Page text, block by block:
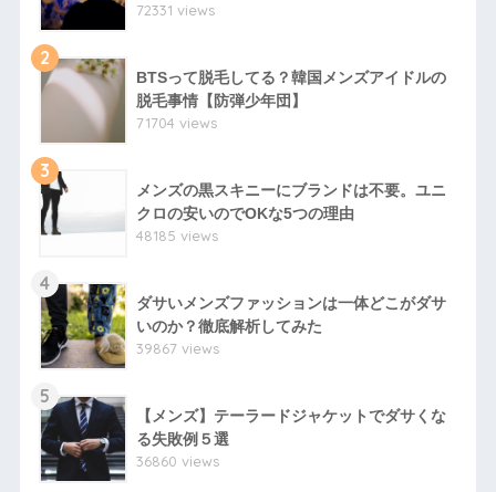
72331 views
2
BTSって脱毛してる？韓国メンズアイドルの
脱毛事情【防弾少年団】
71704 views
3
メンズの黒スキニーにブランドは不要。ユニ
クロの安いのでOKな5つの理由
48185 views
4
ダサいメンズファッションは一体どこがダサ
いのか？徹底解析してみた
39867 views
5
【メンズ】テーラードジャケットでダサくな
る失敗例５選
36860 views